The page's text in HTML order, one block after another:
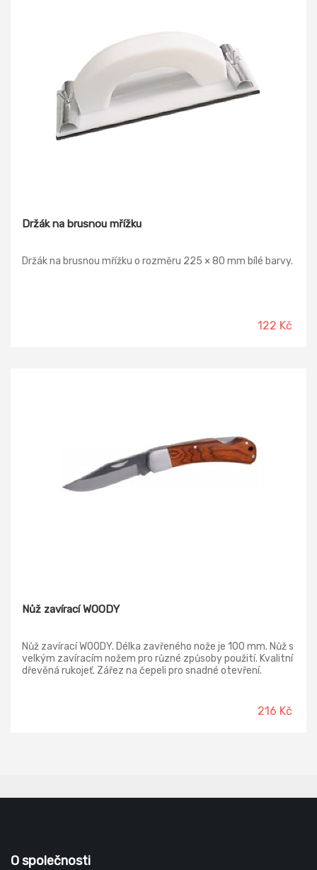
Držák na brusnou mřížku
Držák na brusnou mřížku o rozměru 225 × 80 mm bílé barvy.
122 Kč
Nůž zavírací WOODY
Nůž zavírací WOODY. Délka zavřeného nože je 100 mm. Nůž s
velkým zavíracím nožem pro různé způsoby použití. Kvalitní
dřevěná rukojeť. Zářez na čepeli pro snadné otevření.
216 Kč
O společnosti